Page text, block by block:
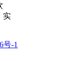
实
号-1